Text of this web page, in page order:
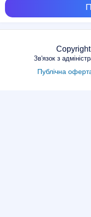
Зв'язок з
Публічна